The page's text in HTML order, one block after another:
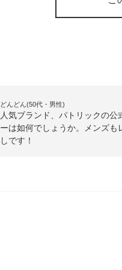
どんどん(50代・男性)
人気ブランド、パトリックの
ーは如何でしょうか。メンズ
しです！